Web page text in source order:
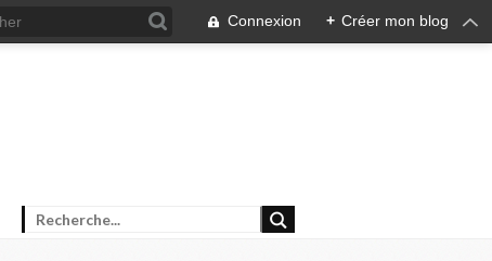
Connexion + Créer mon blog